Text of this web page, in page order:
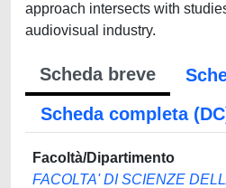
approach intersects with
audiovisual industry.
Scheda breve
Scheda completa
Facoltà/Dipartimento
FACOLTA' DI SCIENZE